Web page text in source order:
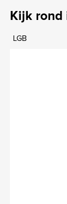
Kijk rond
LGB